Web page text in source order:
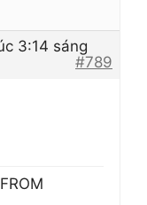
3:14 sáng
#789